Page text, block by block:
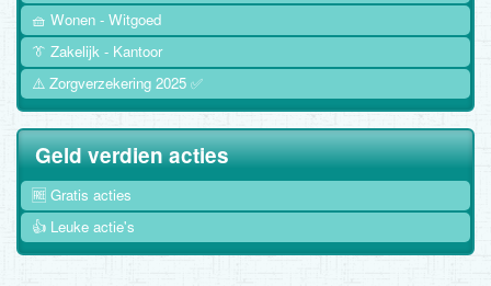
🧺 Wonen - Witgoed
👔 Zakelijk - Kantoor
⚠️ Zorgverzekering 2025 ✅
Geld verdien acties
🆓 Gratis acties
👍 Leuke actie's